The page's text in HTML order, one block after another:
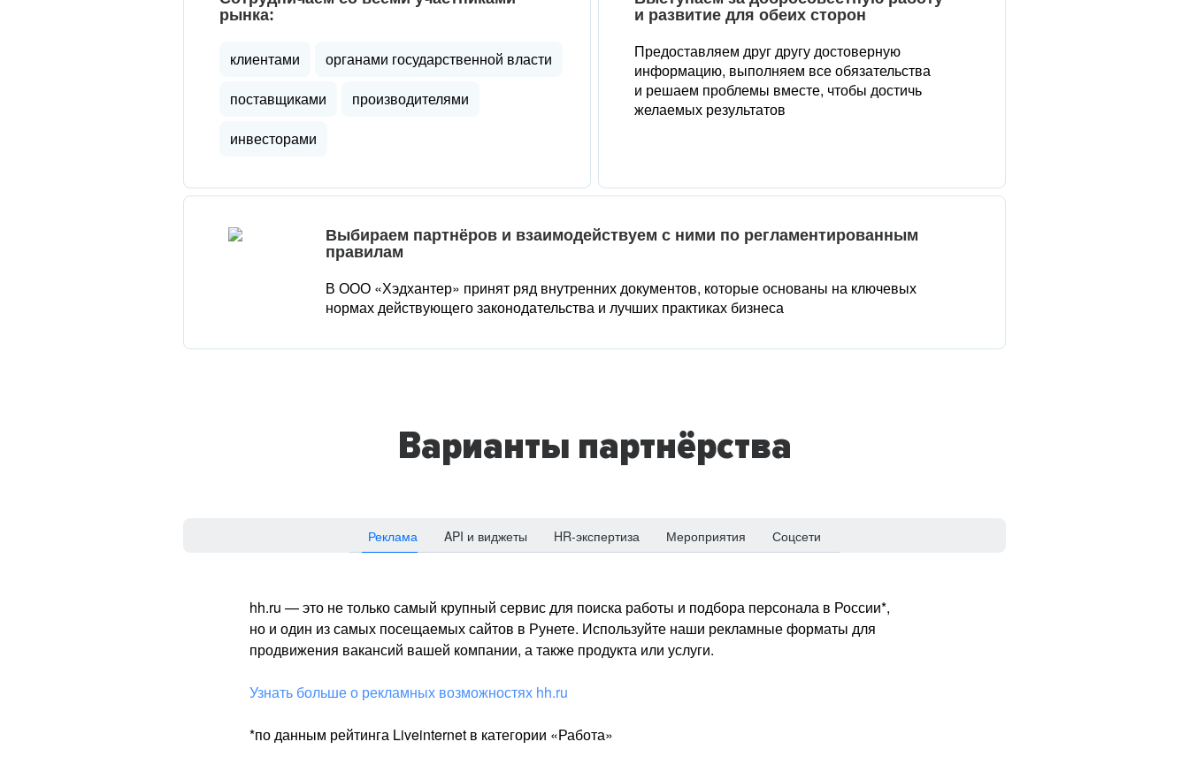
рынка:
клиентами
органами государственной власти
поставщиками
производителями
инвесторами
и развитие для обеих сторон
Предоставляем друг другу достоверную
информацию, выполняем все обязательства
и решаем проблемы вместе, чтобы достичь
желаемых результатов
Выбираем партнёров и взаимодействуем с ними по регламентированным
правилам
В ООО «Хэдхантер» принят ряд внутренних документов, которые основаны на ключевых
нормах действующего законодательства и лучших практиках бизнеса
Варианты партнёрства
Реклама API и виджеты HR-экспертиза Мероприятия Соцсети
hh.ru — это не только самый крупный сервис для поиска работы и подбора персонала в России*,
но и один из самых посещаемых сайтов в Рунете. Используйте наши рекламные форматы для
продвижения вакансий вашей компании, а также продукта или услуги.
Узнать больше о рекламных возможностях hh.ru
*по данным рейтинга Liveinternet в категории «Работа»